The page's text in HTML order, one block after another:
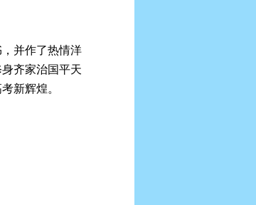
并作了热情洋
齐家治国平天
新辉煌。